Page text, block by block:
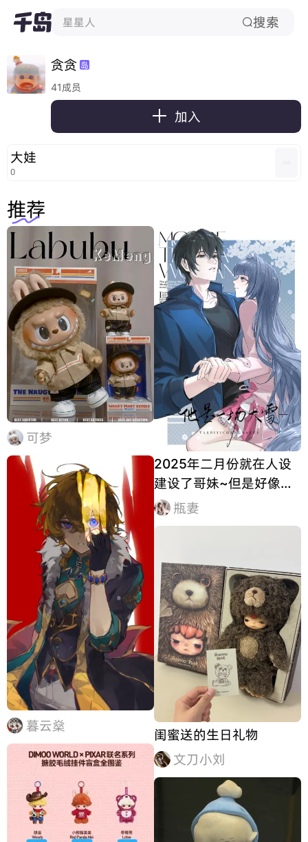
星星人 搜索
贪贪 岛
41成员
 加入
大娃
0
推荐
可梦
暮云燊
2025年二月份就在人设
建设了哥妹~但是好像姐
弟更好吃 ꒦ິ^꒦ິ
瓶妻
闺蜜送的生日礼物
文刀小刘